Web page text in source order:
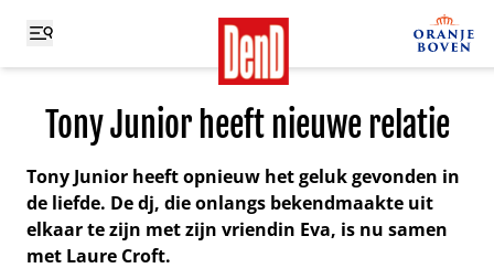
Tony Junior heeft nieuwe relatie
Tony Junior heeft opnieuw het geluk gevonden in
de liefde. De dj, die onlangs bekendmaakte uit
elkaar te zijn met zijn vriendin Eva, is nu samen
met Laure Croft.